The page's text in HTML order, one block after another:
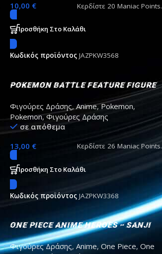
10,00 € Κερδίστε 20 Maniac Points.
Προσθήκη Στο Καλάθι
Κωδικός προϊόντος JAZPKW3568
Pokemon Battle Feature Figure
Φιγούρες Δράσης, Anime, Pokemon,
Pokemon, Φιγούρες Δράσης
σε απόθεμα
13,00 € Κερδίστε 26 Maniac Points.
Προσθήκη Στο Καλάθι
Κωδικός προϊόντος JAZPKW3368
One Piece Anime Heroes – Sanji
Action Figure 16cm
Φιγούρες Δράσης, Anime, One Piece, One